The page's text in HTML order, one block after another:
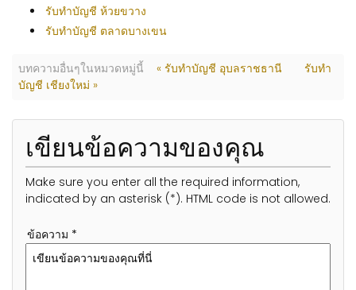
รับทำบัญชี ห้วยขวาง
รับทำบัญชี ตลาดบางเขน
บทความอื่นๆในหมวดหมู่นี้ « รับทำบัญชี อุบลราชธานี
รับทำ
บัญชี เชียงใหม่ »
เขียนข้อความของคุณ
Make sure you enter all the required information,
indicated by an asterisk (*). HTML code is not allowed.
ข้อความ *